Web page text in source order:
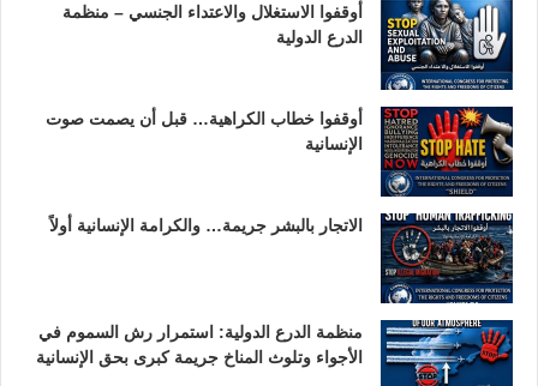
أوقفوا الاستغلال والاعتداء الجنسي – منظمة
الدرع الدولية
أوقفوا خطاب الكراهية… قبل أن يصمت صوت
الإنسانية
الاتجار بالبشر جريمة… والكرامة الإنسانية أولاً
منظمة الدرع الدولية: استمرار رش السموم في
الأجواء وتلوث المناخ جريمة كبرى بحق الإنسانية